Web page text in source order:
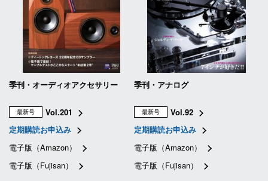
季刊・オーディオアクセサリー
最新号
Vol.201
定期購読お申込み
電子版（Amazon）
電子版（Fujisan）
季刊・アナログ
最新号
Vol.92
定期購読お申込み
電子版（Amazon）
電子版（Fujisan）